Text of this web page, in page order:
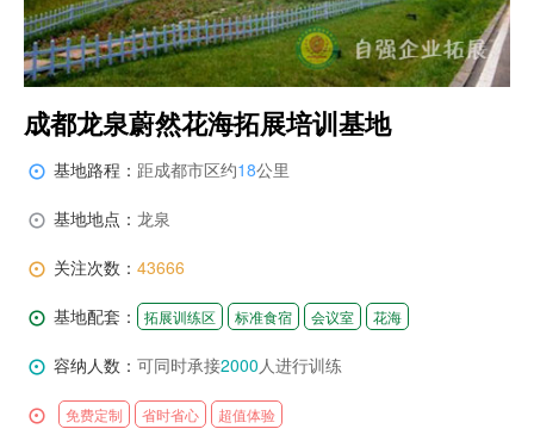
成都龙泉蔚然花海拓展培训基地
 基地路程： 距成都市区约18公里
 基地地点： 龙泉
 关注次数： 43666
 基地配套： 拓展训练区 标准食宿 会议室 花海
 容纳人数： 可同时承接2000 人进行训练
 免费定制 省时省心 超值体验